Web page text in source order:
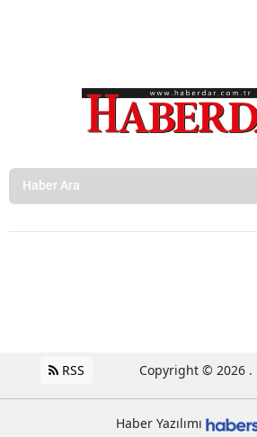
RSS Copyright © 2026 .
Haber Yazılımı